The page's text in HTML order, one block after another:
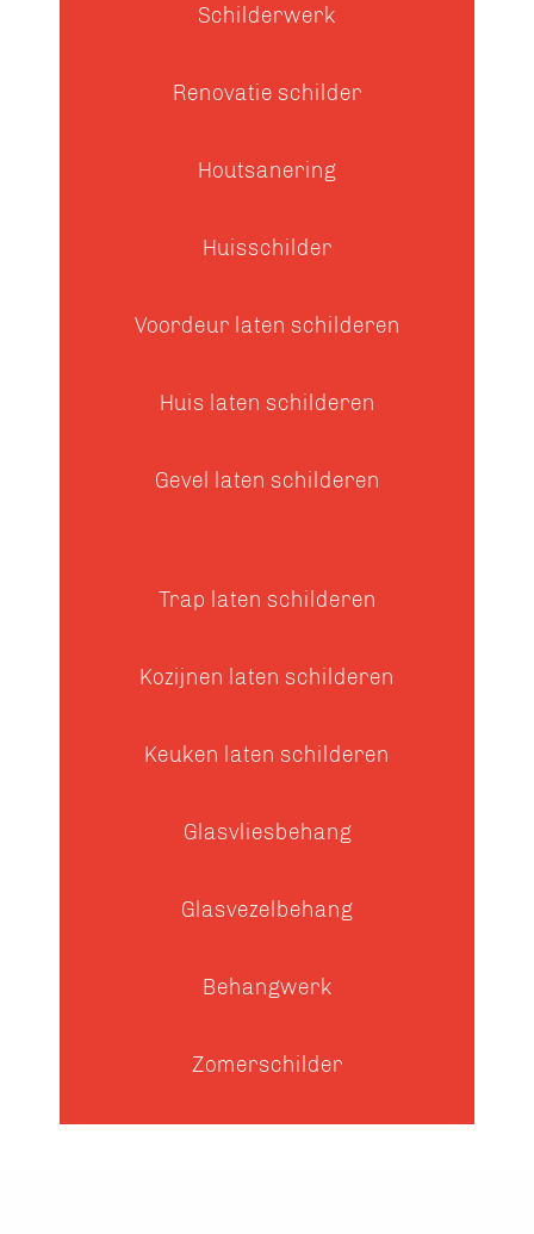
Schilderwerk
Renovatie schilder
Houtsanering
Huisschilder
Voordeur laten schilderen
Huis laten schilderen
Gevel laten schilderen
Trap laten schilderen
Kozijnen laten schilderen
Keuken laten schilderen
Glasvliesbehang
Glasvezelbehang
Behangwerk
Zomerschilder